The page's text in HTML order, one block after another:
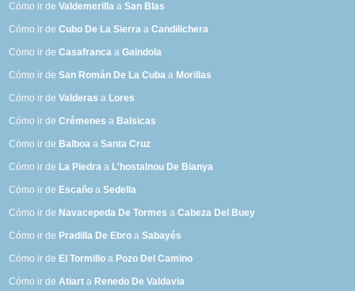
Cómo ir deValdemerilla aSan Blas
Cómo ir deCubo De La Sierra aCandilichera
Cómo ir deCasafranca aGaindola
Cómo ir deSan Román De La Cuba a Morillas
Cómo ir deValderas a Lores
Cómo ir deCrémenes a Balsicas
Cómo ir de Balboa aSanta Cruz
Cómo ir de La Piedra a L'hostalnou De Bianya
Cómo ir de Escaño aSedella
Cómo ir de Navacepeda De Tormes aCabeza Del Buey
Cómo ir de Pradilla De Ebro aSabayés
Cómo ir de El Tormillo a Pozo Del Camino
Cómo ir deAtiart a Renedo De Valdavia